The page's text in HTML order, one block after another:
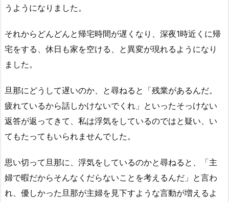
うようになりました。
それからどんどんと帰宅時間が遅くなり、深夜1時近くに帰
宅をする、休日も家を空ける、と異変が現れるようになり
ました。
旦那にどうして遅いのか、と尋ねると「残業があるんだ。
疲れているから話しかけないでくれ」といったそっけない
返答が返ってきて、私は浮気をしているのではと疑い、い
てもたってもいられませんでした。
思い切って旦那に、浮気をしているのかと尋ねると、「主
婦で暇だからそんなくだらないことを考えるんだ」と言わ
れ、優しかった旦那が主婦を見下すような言動が増えるよ